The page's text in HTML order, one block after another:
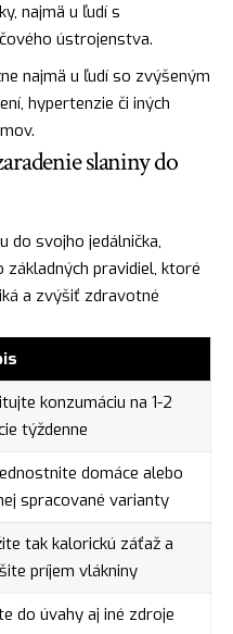
najmä u ľudí s
ústrojenstva.
najmä u ľudí so zvýšeným
hypertenzie či iných
slaniny do
do svojho jedálnička,
pravidiel, ktoré
a zvýšiť zdravotné
konzumáciu na 1-2
týždenne
domáce alebo
spracované varianty
tak kalorickú záťaž a
príjem vlákniny
do úvahy aj iné zdroje